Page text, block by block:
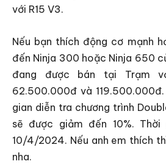
với R15 V3.
Nếu bạn thích động cơ mạnh
đến Ninja 300 hoặc Ninja 650
đang được bán tại Trạm
62.500.000đ và
gian diễn tra chương trình
sẽ được giảm đến 10%.
10/4/2024. Nếu anh em thích
nha.